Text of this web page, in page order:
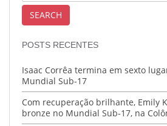
POSTS RECENTES
Isaac Corrêa termina em sexto
Mundial Sub-17
Com recuperação brilhante, Emily
bronze no Mundial Sub-17, na